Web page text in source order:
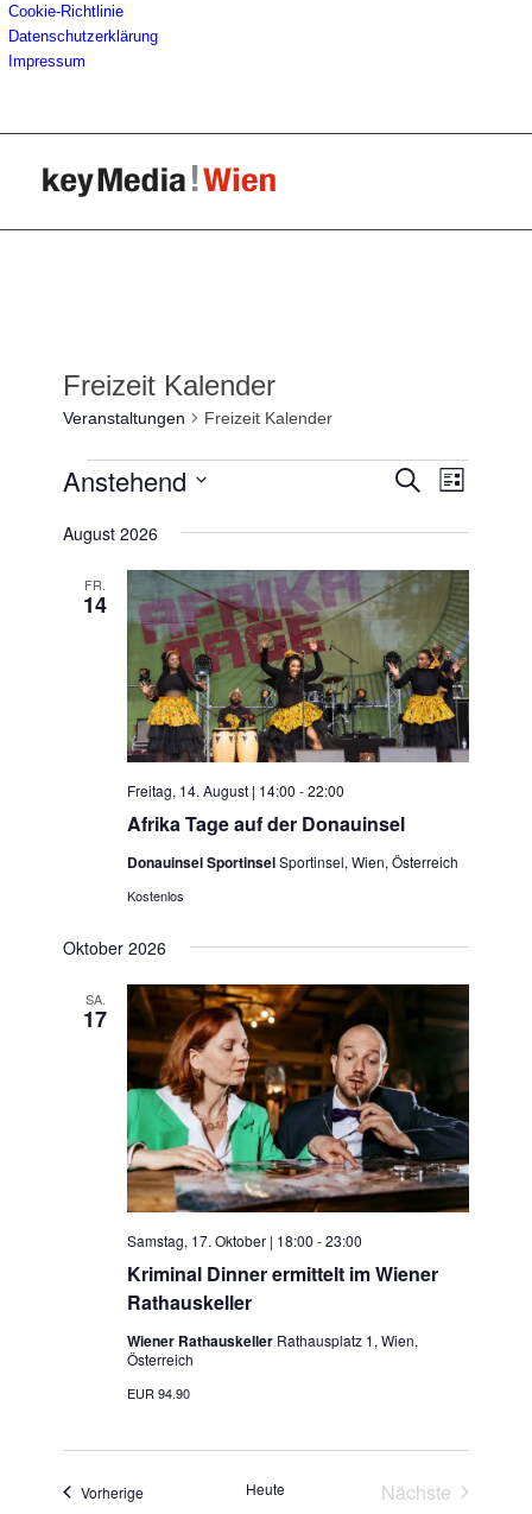
Cookie-Richtlinie
Datenschutzerklärung
Impressum
Freizeit Kalender
Veranstaltungen Freizeit Kalender
Veranstaltungen Suche
Liste
Anstehend
wählen.
August 2026
FR.
14
Afrika Tage auf der Donauinsel
Freitag, 14. August | 14:00 -22:00
Donauinsel SportinselSportinsel, Wien, Österreich
Kostenlos
Oktober 2026
SA.
17
Kriminal Dinner ermittelt im Wiener
Rathauskeller
Samstag, 17. Oktober | 18:00 -23:00
Wiener Rathauskeller Rathausplatz 1, Wien,
Österreich
EUR 94.90
Vorherige VeranstaltungenHeute
Nächste